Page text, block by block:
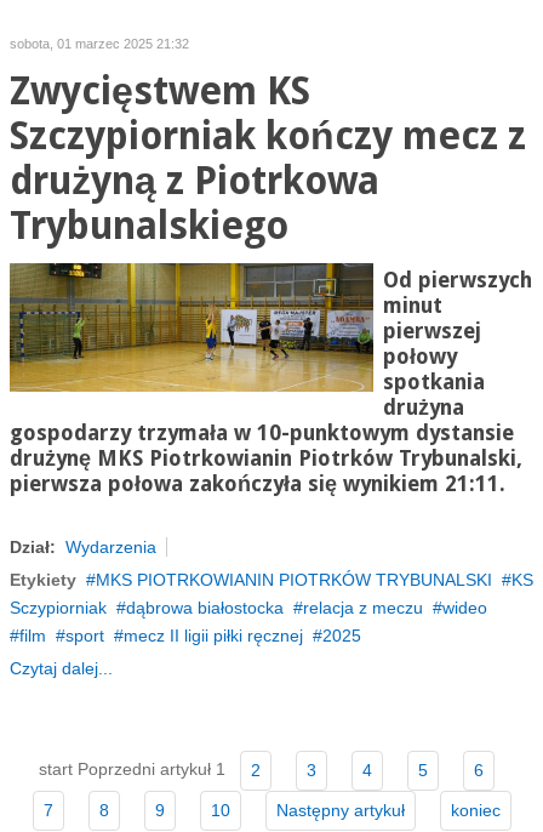
sobota, 01 marzec 2025 21:32
Zwycięstwem KS
Szczypiorniak kończy mecz z
drużyną z Piotrkowa
Trybunalskiego
Od pierwszych
minut
pierwszej
połowy
spotkania
drużyna
gospodarzy trzymała w 10-punktowym dystansie
drużynę MKS Piotrkowianin Piotrków Trybunalski,
pierwsza połowa zakończyła się wynikiem 21:11.
Dział: Wydarzenia
Etykiety
MKS PIOTRKOWIANIN PIOTRKÓW TRYBUNALSKI
KS
Sczypiorniak
dąbrowa białostocka relacja z meczu
wideo
film
sport mecz II ligii piłki ręcznej
2025
Czytaj dalej...
start Poprzedni artykuł 1 2 3 4 5 6
7 8 9 10 Następny artykuł
koniec